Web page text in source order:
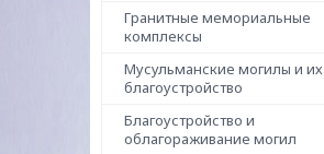
Гранитные мемориальные
комплексы
Мусульманские могилы и их
благоустройство
Благоустройство и
облагораживание могил